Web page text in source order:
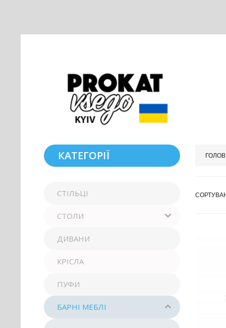
КАТЕГОРІЇ
СТІЛЬЦІ
СТОЛИ
ДИВАНИ
КРІСЛА
ПУФИ
БАРНІ МЕБЛІ